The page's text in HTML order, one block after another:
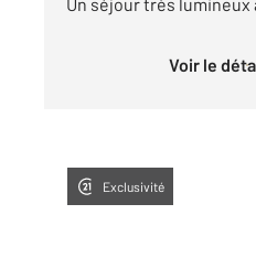
Voir le
Exclusivité